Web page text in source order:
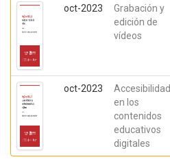
oct-2023
Grabación y
edición de
vídeos
oct-2023
Accesibilidad
en los
contenidos
educativos
digitales